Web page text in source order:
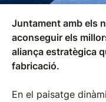
GAMA
SERIE
FAMÍLIA
TREBALLA AMB
SOL·LICITUD DE
Juntament amb els
aconseguir els
aliança estratègica
fabricació.
En el paisatge